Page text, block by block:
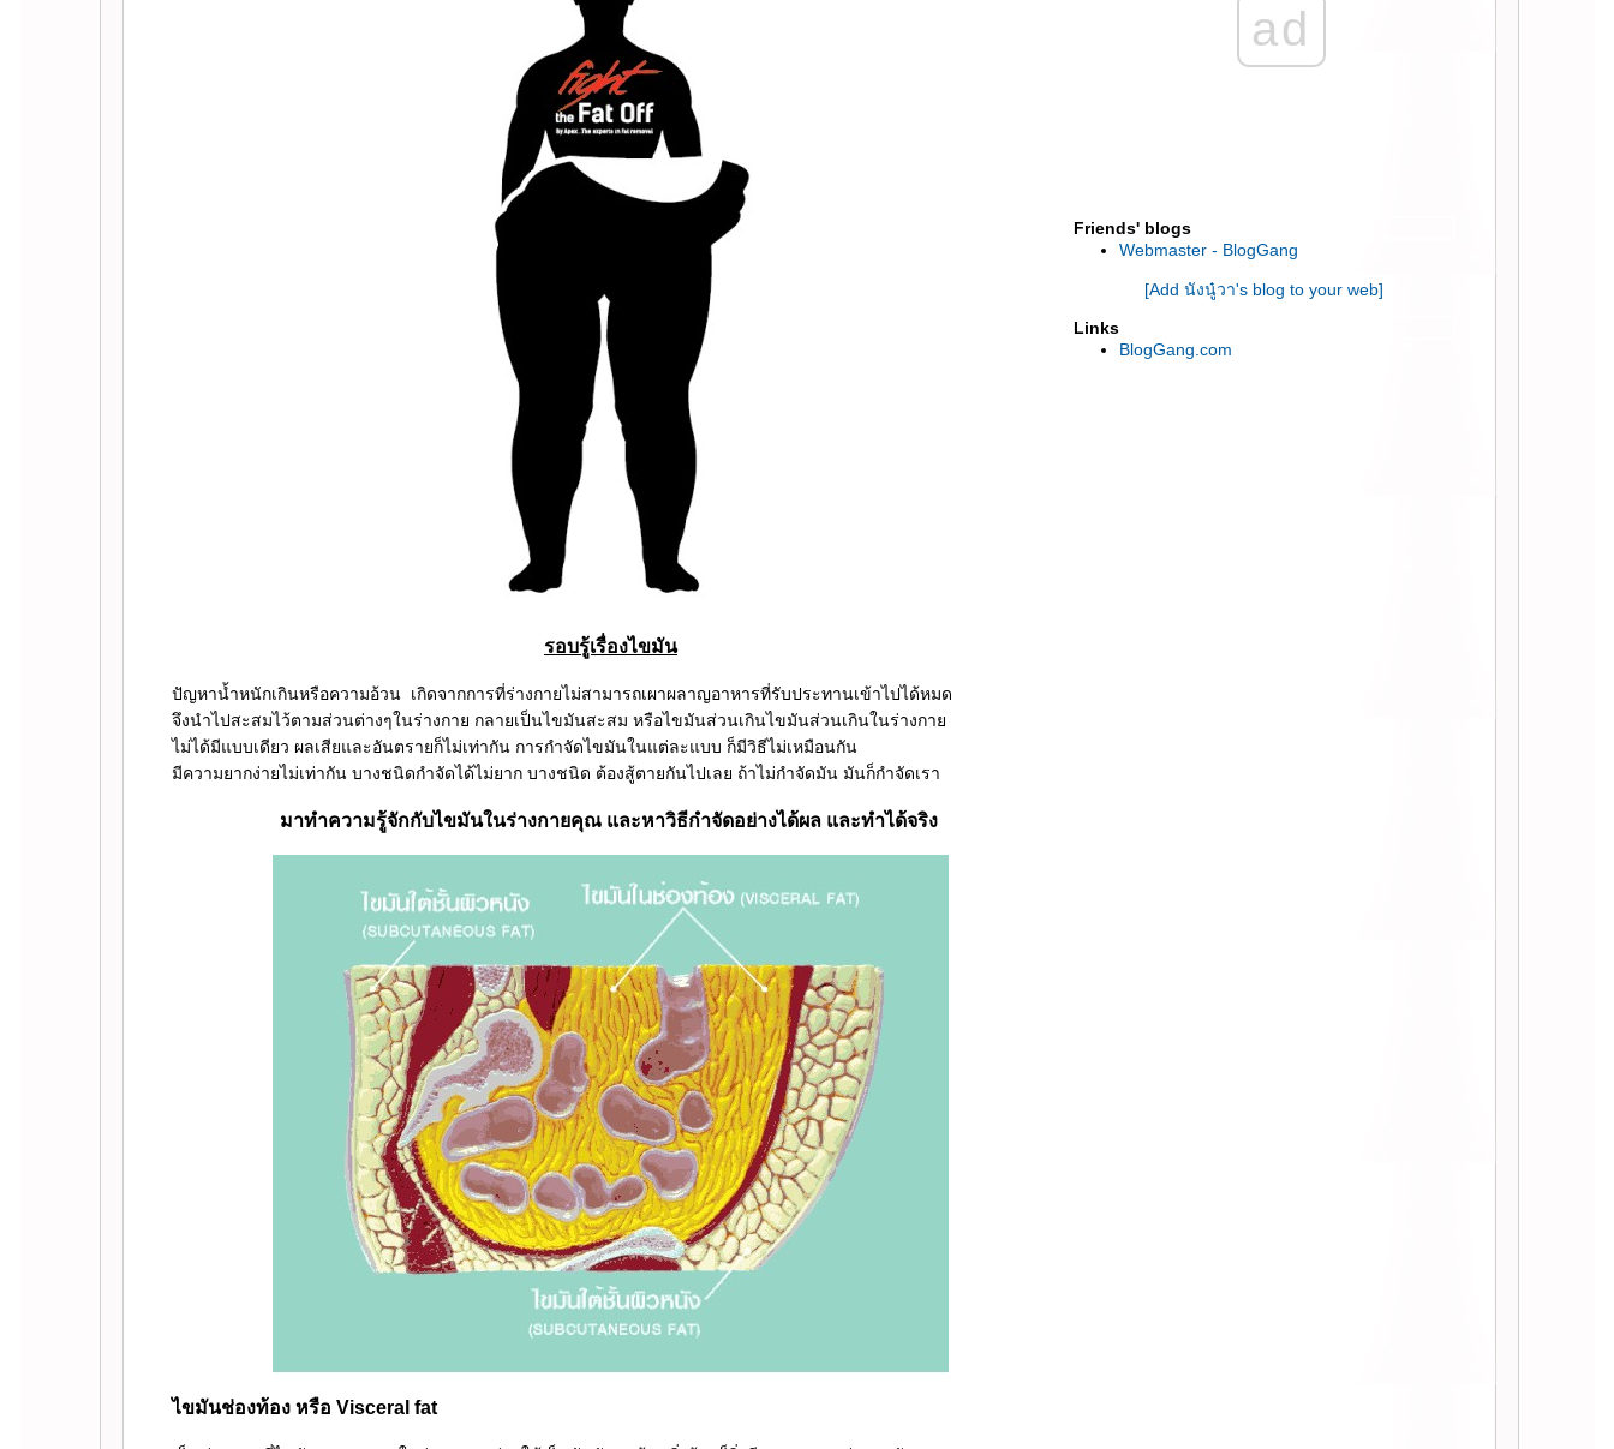
รอบรู้เรื่องไขมัน
ปัญหาน้ำหนักเกินหรือความอ้วน เกิดจากการที่ร่างกายไม่สามารถเผาผลาญอาหารที่รับประทานเข้าไปได้หมด
จึงนำไปสะสมไว้ตามส่วนต่างๆในร่างกาย กลายเป็นไขมันสะสม หรือไขมันส่วนเกินไขมันส่วนเกินในร่างกา
ไม่ได้มีแบบเดียว ผลเสียและอันตรายก็ไม่เท่ากัน การกำจัดไขมันในแต่ละแบบ ก็มีวิธีไม่เหมือนกัน
มีความยากง่ายไม่เท่ากัน บางชนิดกำจัดได้ไม่ยาก บางชนิด ต้องสู้ตายกันไปเลย ถ้าไม่กำจัดมัน มันก็กำจัดเรา
มาทำความรู้จักกับไขมันในร่างกายคุณ และหาวิธีกำจัดอย่างได้ผล และทำได้จริง
ไขมันช่องท้อง หรือ Visceral fat
:: ทดลองทรีตเมนท์หน้าใส Ultra Deep Layer
:: ฉีด Filler ให้ผิวดูใส วาวๆเหมือนสาวเกาหลี ::
:: ผลลัพท์ 1 เดือน หลังฉีด Dysport ลดริ้วรอย/
ลดกราม ::
:: รีวิว Laser ทำหน้า,รักแร้ ขาวใส ใหม่จาก
:: One Day Make Over ที่พฤกษาคลีนิค ::
ad
Friends' blogs
Webmaster - BlogGang
[Add นังนู๋วา's blog to your web]
Links
BlogGang.com